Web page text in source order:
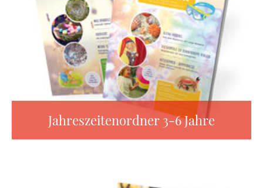
Jahreszeitenordner 3-6 Jahre